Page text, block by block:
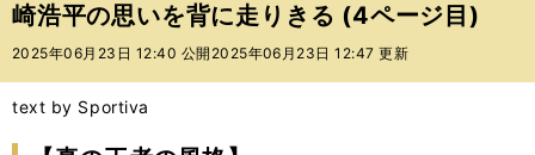
テ
ー
バ
崎浩平の思いを背に走りきる (4ページ目)
2025年06月23日 12:40 公開 2025年06月23日 12:47 更新
text by Sportiva